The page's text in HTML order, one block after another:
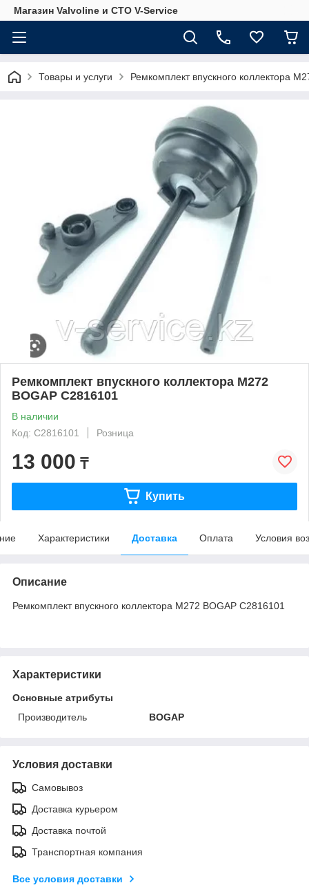
Магазин Valvoline и СТО V-Service
Товары и услуги Ремкомплект впускного коллектора
Ремкомплект впускного коллектора M272
BOGAP C2816101
В наличии
Код: C2816101
Розница
13 000 ₸
Купить
Характеристики Доставка Оплата Условия
Описание
Ремкомплект впускного коллектора M272 BOGAP C2816101
Характеристики
Основные атрибуты
Производитель
BOGAP
Условия доставки
Самовывоз
Доставка курьером
Доставка почтой
Транспортная компания
Все условия доставки